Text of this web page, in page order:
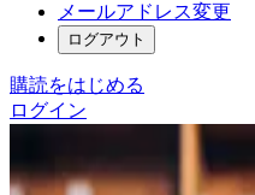
メールアドレス変更
ログアウト
購読をはじめる
ログイン